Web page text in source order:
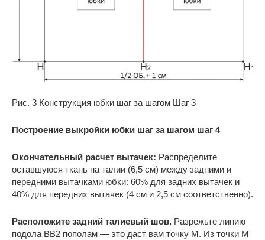
Рис. 3 Конструкция юбки шаг за шагом Шаг 3
Построение выкройки юбки шаг за шагом шаг 4
Окончательный расчет вытачек: Распределите
оставшуюся ткань на талии (6,5 см) между задними и
передними вытачками юбки: 60% для задних вытачек и
40% для передних вытачек (4 см и 2,5 см соответственно).
Расположите задний талиевый шов. Разрежьте линию
подола ВВ2 пополам — это даст вам точку М. Из точки М